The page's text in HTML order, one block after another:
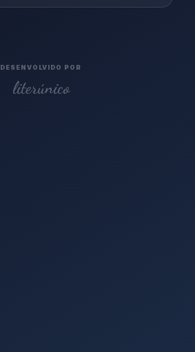
DESENVOLVIDO POR
literúnico